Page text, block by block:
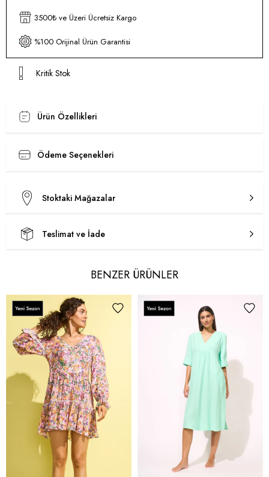
3500₺ ve Üzeri Ücretsiz Kargo
%100 Orijinal Ürün Garantisi
Kritik Stok
Ürün Özellikleri
Ödeme Seçenekleri
Stoktaki Mağazalar
Teslimat ve İade
BENZER ÜRÜNLER